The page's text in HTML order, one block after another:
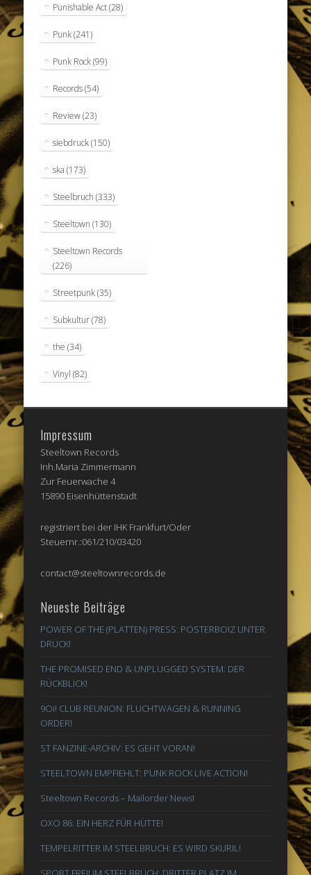
Punishable Act(28)
Punk(241)
Punk Rock(99)
Records(54)
Review(23)
siebdruck(150)
ska (173)
Steelbruch (333)
Steeltown (130)
Steeltown Records
(226)
Streetpunk(35)
Subkultur(78)
the (34)
Vinyl (82)
Impressum
Steeltown Records
Inh.Maria Zimmermann
Zur Feuerwache 4
15890 Eisenhüttenstadt
registriert bei der IHK Frankfurt/Oder
Steuernr.:061/210/03420
contact@steeltownrecords.de
Neueste Beiträge
POWER OF THE (PLATTEN) PRESS: POSTERBOIZ UNTER
DRUCK!
THE PROMISED END & UNPLUGGED SYSTEM: DER
RÜCKBLICK!
9Oi! CLUB REUNION: FLUCHTWAGEN & RUNNING
ORDER!
ST FANZINE-ARCHIV: ES GEHT VORAN!
STEELTOWN EMPFIEHLT: PUNK ROCK LIVE ACTION!
Steeltown Records – Mailorder News!
OXO 86: EIN HERZ FÜR HÜTTE!
TEMPELRITTER IM STEELBRUCH: ES WIRD SKURIL!